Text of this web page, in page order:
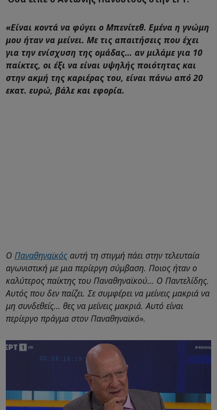
«Είναι κοντά να φύγει ο Μπενίτεθ. Εμένα η γνώμη
μου ήταν να μείνει. Με τις απαιτήσεις που έχει
για την ενίσχυση της ομάδας… αν μιλάμε για 10
παίκτες, οι έξι να είναι υψηλής ποιότητας και
στην ακμή της καριέρας του, είναι πάνω από 20
εκατ. ευρώ, βάλε και εφορία.
Ο Παναθηναϊκός αυτή τη στιγμή πάει στην τελευταία
αγωνιστική με μια περίεργη σύμβαση. Ποιος ήταν ο
καλύτερος παίκτης του Παναθηναϊκού… Ο Παντελίδης.
Αυτός που δεν παίζει. Σε συμφέρει να μείνεις μακριά να
μη συνδεθείς… θες να μείνεις μακριά. Αυτό είναι
περίεργο πράγμα στον Παναθηναϊκό».